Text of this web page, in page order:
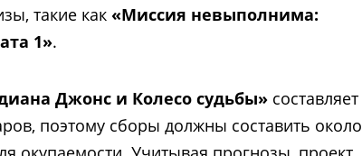
такие как «Миссия невыполнима:
1».
Джонс и Колесо судьбы» составляет
поэтому сборы должны составить около